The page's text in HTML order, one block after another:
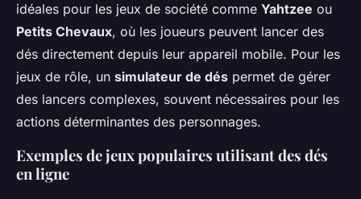
idéales pour les jeux de société comme Yahtzee ou
Petits Chevaux, où les joueurs peuvent lancer des
dés directement depuis leur appareil mobile. Pour les
jeux de rôle, un simulateur de dés permet de gérer
des lancers complexes, souvent nécessaires pour les
actions déterminantes des personnages.
Exemples de jeux populaires utilisant des dés
en ligne